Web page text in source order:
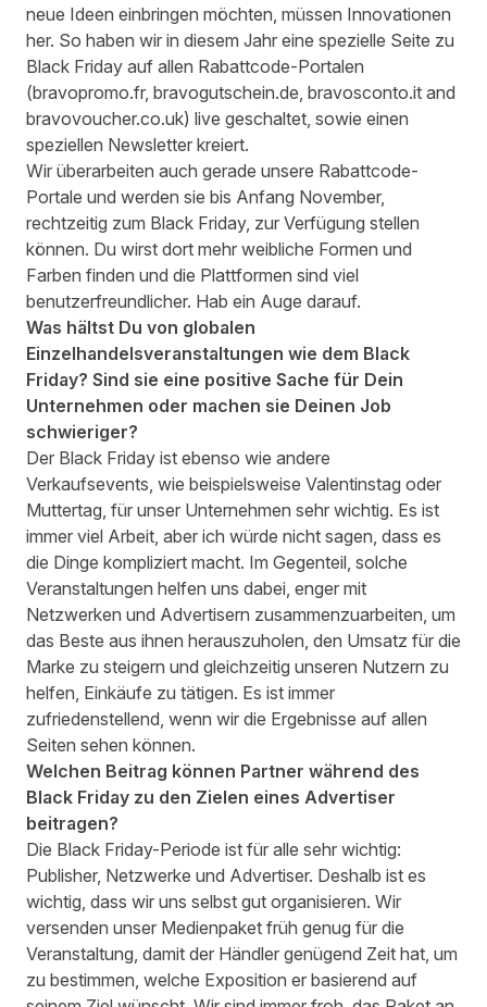
neue Ideen einbringen möchten, müssen Innovationen
her. So haben wir in diesem Jahr eine spezielle Seite zu
Black Friday auf allen Rabattcode-Portalen
(bravopromo.fr, bravogutschein.de bravosconto.it and
bravovoucher.co.uk) live geschaltet, sowie einen
speziellen Newsletter kreiert.
Wir überarbeiten auch gerade unsere Rabattcode-
Portale und werden sie bis Anfang November,
rechtzeitig zum Black Friday, zur Verfügung stellen
können. Du wirst dort mehr weibliche Formen und
Farben finden und die Plattformen sind viel
benutzerfreundlicher. Hab ein Auge darauf.
Was hältst Du von globalen
Einzelhandelsveranstaltungen wie dem Black
Friday? Sind sie eine positive Sache für Dein
Unternehmen oder machen sie Deinen Job
schwieriger?
Der Black Friday ist ebenso wie andere
Verkaufsevents, wie beispielsweise Valentinstag oder
Muttertag, für unser Unternehmen sehr wichtig. Es ist
immer viel Arbeit, aber ich würde nicht sagen, dass es
die Dinge kompliziert macht. Im Gegenteil, solche
Veranstaltungen helfen uns dabei, enger mit
Netzwerken und Advertisern zusammenzuarbeiten, um
das Beste aus ihnen herauszuholen, den Umsatz für die
Marke zu steigern und gleichzeitig unseren Nutzern zu
helfen, Einkäufe zu tätigen. Es ist immer
zufriedenstellend, wenn wir die Ergebnisse auf allen
Seiten sehen können.
Welchen Beitrag können Partner während des
Black Friday zu den Zielen eines Advertiser
beitragen?
Die Black Friday-Periode ist für alle sehr wichtig:
Publisher, Netzwerke und Advertiser. Deshalb ist es
wichtig, dass wir uns selbst gut organisieren. Wir
versenden unser Medienpaket früh genug für die
Veranstaltung, damit der Händler genügend Zeit hat, um
zu bestimmen, welche Exposition er basierend auf